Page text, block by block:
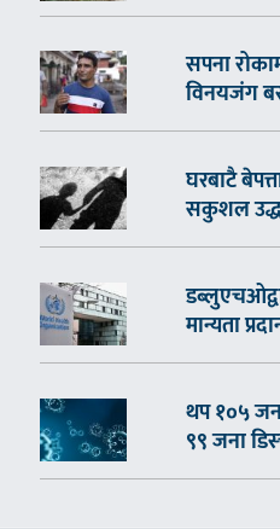
सपना
विनयजंग
घरबाटै
सकुशल
मान्यता
थप १०५
९९ जना